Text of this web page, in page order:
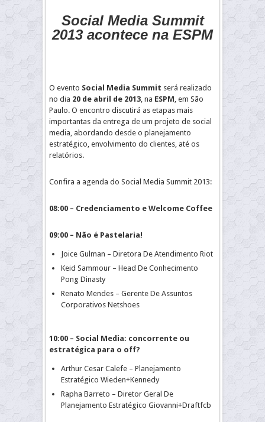
Social Media Summit
2013 acontece na ESPM
O evento Social Media Summit será realizado
no dia 20 de abril de 2013 , na ESPM , em São
Paulo. O encontro discutirá as etapas mais
importantas da entrega de um projeto de social
media, abordando desde o planejamento
estratégico, envolvimento do clientes, até os
relatórios.
Confira a agenda do Social Media Summit 2013:
08:00 – Credenciamento e Welcome Coffee
09:00 – Não é Pastelaria!
Joice Gulman – Diretora De Atendimento Riot
Keid Sammour – Head De Conhecimento
Pong Dinasty
Renato Mendes – Gerente De Assuntos
Corporativos Netshoes
10:00 – Social Media: concorrente ou
estratégica para o off?
Arthur Cesar Calefe – Planejamento
Estratégico Wieden+Kennedy
Rapha Barreto – Diretor Geral De
Planejamento Estratégico Giovanni+Draftfcb